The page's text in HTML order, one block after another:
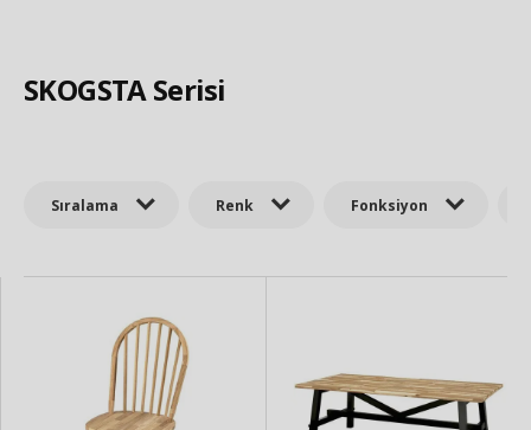
SKOGSTA Serisi
Sıralama Renk Fonksiyon